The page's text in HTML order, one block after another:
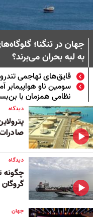
جهان در تنگنا؛
به لبه بحران می‌برند؟
قایق‌های تهاجمی
سومین ناو هواپیمابر
نظامی همزمان با
دیدگاه
دیدگاه
چگونه
جهان